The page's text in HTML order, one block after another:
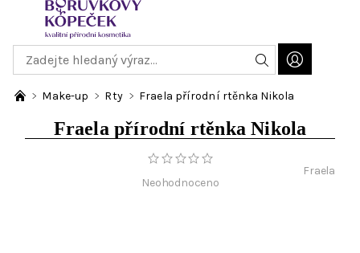
Make-up Rty Fraela přírodní rtěnka Nikola
Fraela přírodní rtěnka Nikola
Neohodnoceno
Fraela